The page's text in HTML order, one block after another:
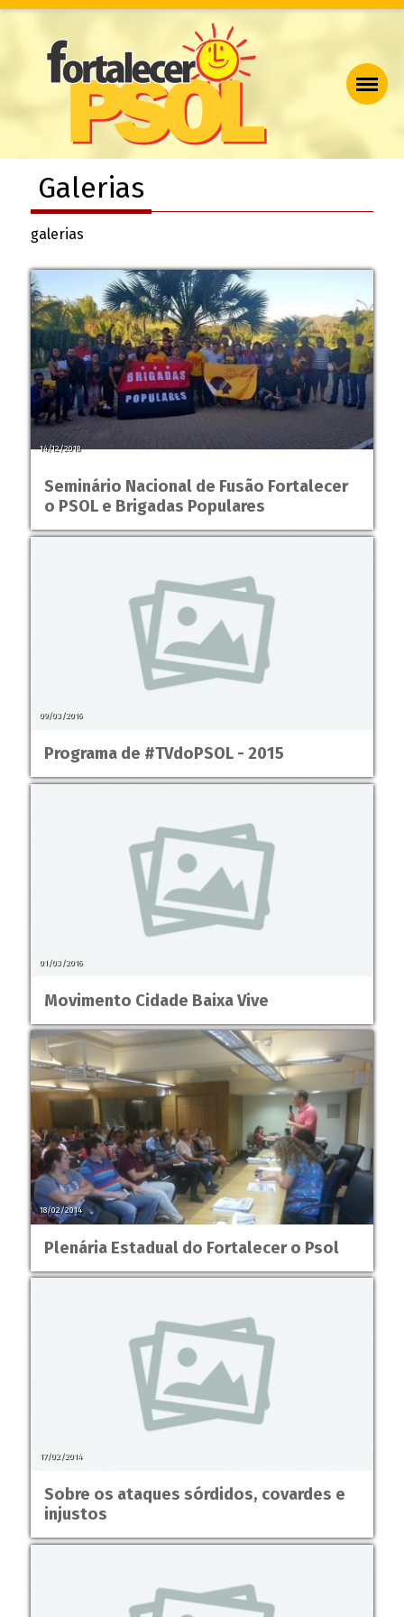
Galerias
galerias
14/12/2018
Seminário Nacional de Fusão Fortalecer
o PSOL e Brigadas Populares
09/03/2016
Programa de #TVdoPSOL - 2015
01/03/2016
Movimento Cidade Baixa Vive
18/02/2014
Plenária Estadual do Fortalecer o Psol
17/02/2014
Sobre os ataques sórdidos, covardes e
injustos